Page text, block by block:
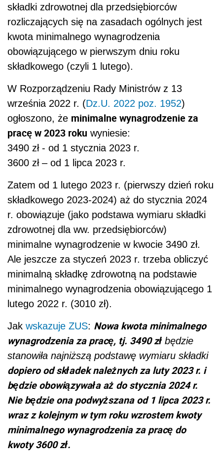
składki zdrowotnej dla przedsiębiorców
rozliczających się na zasadach ogólnych jest
kwota minimalnego wynagrodzenia
obowiązującego w pierwszym dniu roku
składkowego (czyli 1 lutego).
W Rozporządzeniu Rady Ministrów z 13
września 2022 r. (Dz.U. 2022 poz. 1952)
ogłoszono, że minimalne wynagrodzenie za
pracę w 2023 roku wyniesie:
3490 zł - od 1 stycznia 2023 r.
3600 zł – od 1 lipca 2023 r.
Zatem od 1 lutego 2023 r. (pierwszy dzień roku
składkowego 2023-2024) aż do stycznia 2024
r. obowiązuje (jako podstawa wymiaru składki
zdrowotnej dla ww. przedsiębiorców)
minimalne wynagrodzenie w kwocie 3490 zł.
Ale jeszcze za styczeń 2023 r. trzeba obliczyć
minimalną składkę zdrowotną na podstawie
minimalnego wynagrodzenia obowiązującego 1
lutego 2022 r. (3010 zł).
Jak wskazuje ZUS: Nowa kwota minimalnego
wynagrodzenia za pracę, tj. 3490 złbędzie
stanowiła najniższą podstawę wymiaru składki
dopiero od składek należnych za luty 2023 r. i
będzie obowiązywała aż do stycznia 2024 r.
Nie będzie ona podwyższana od 1 lipca 2023 r.
wraz z kolejnym w tym roku wzrostem kwoty
minimalnego wynagrodzenia za pracę do
kwoty 3600 zł.